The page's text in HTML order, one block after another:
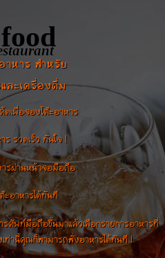
food
าหาร สำหรับ
ละเครื่องดื่ม
เพื่อจองโต๊ะอาหาร
ร รวดเร็ว ทันใจ !
ารผ่านหน้าจอมือถือ
ะอาหารได้ทันที
ศัพท์มือถือขึ้นมาแล้วเลือกรายการอาหารที่
ท่านี้คุณก็สามารถสั่งอาหารได้ทันที !